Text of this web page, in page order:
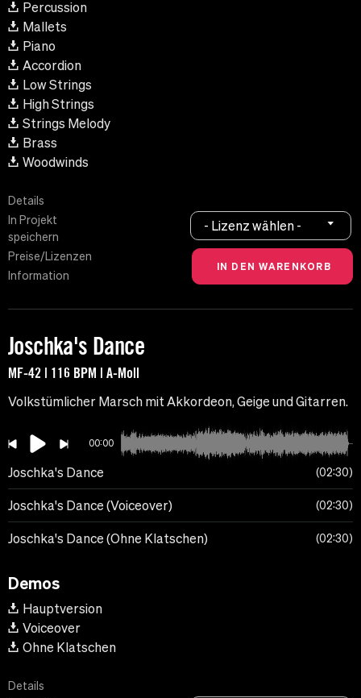
Percussion
Mallets
Piano
Accordion
Low Strings
High Strings
Strings Melody
Brass
Woodwinds
Details
In Projekt
speichern
Preise/Lizenzen
Information
- Lizenz wählen -
Joschka's Dance
MF-42 | 116 BPM | A-Moll
Volkstümlicher Marsch mit Akkordeon, Geige und Gitarren.
00:00
Joschka's Dance 02:30
Joschka's Dance (Voiceover) 02:30
Joschka's Dance (Ohne Klatschen) 02:30
Demos
Hauptversion
Voiceover
Ohne Klatschen
Details